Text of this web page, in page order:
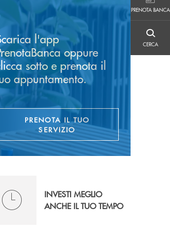
PRENOTA BANCA
PRENOTA BANCA
CERCA
CERCA
l'app
oppure
sotto e prenota il
appuntamento.
PRENOTA IL TUO
SERVIZIO
INVESTI MEGLIO
ANCHE IL TUO TEMPO